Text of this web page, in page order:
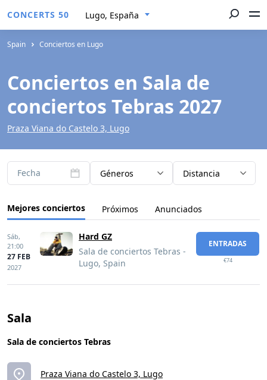
CONCERTS 50 Lugo, España
Spain Conciertos en Lugo
Conciertos en Sala de
conciertos Tebras 2027
Praza Viana do Castelo 3, Lugo
Fecha Géneros Distancia
Mejores conciertos Próximos Anunciados
Sáb,
21:00
27 FEB
2027
Hard GZ
Sala de conciertos Tebras -
Lugo, Spain
ENTRADAS
€74
Sala
Sala de conciertos Tebras
Praza Viana do Castelo 3, Lugo